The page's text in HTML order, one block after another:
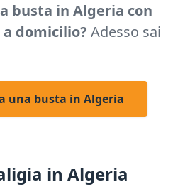
busta in Algeria con
domicilio? Adesso sai
una busta in Algeria
in Algeria